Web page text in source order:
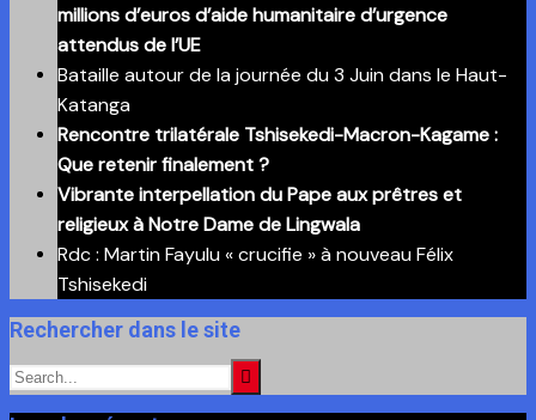
publications
millions d’euros d’aide humanitaire d’urgence
attendus de l’UE
Bataille autour de la journée du 3 Juin dans le Haut-
Katanga
Rencontre trilatérale Tshisekedi-Macron-Kagame :
Que retenir finalement ?
Vibrante interpellation du Pape aux prêtres et
religieux à Notre Dame de Lingwala
Rdc : Martin Fayulu « crucifie » à nouveau Félix
Tshisekedi
Rechercher dans le site